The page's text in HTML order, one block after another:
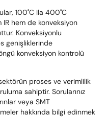
100˚C ila 400˚C
IR hem de konveksiyon
Konveksiyonlu
genişliklerinde
konveksiyon kontrolü
sektörün proses ve verimlilik
sahiptir. Sorularınız
veya SMT
hakkında bilgi edinmek